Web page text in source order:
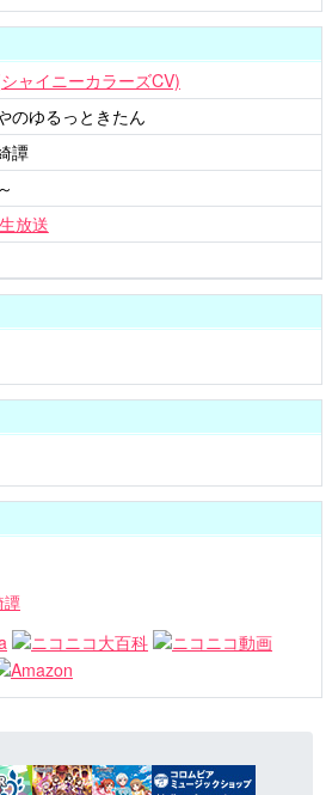
ャイニーカラーズCV)
のゆるっときたん
譚
～
放送
譚